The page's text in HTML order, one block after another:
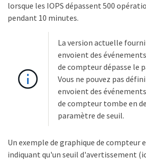
lorsque les IOPS dépassent 500
pendant 10 minutes.
La version actuelle
envoient des
de compteur dépasse le
Vous ne pouvez pas
envoient des
de compteur tombe en
paramètre de seuil.
Un exemple de graphique de compteur
indiquant qu'un seuil d'avertissement